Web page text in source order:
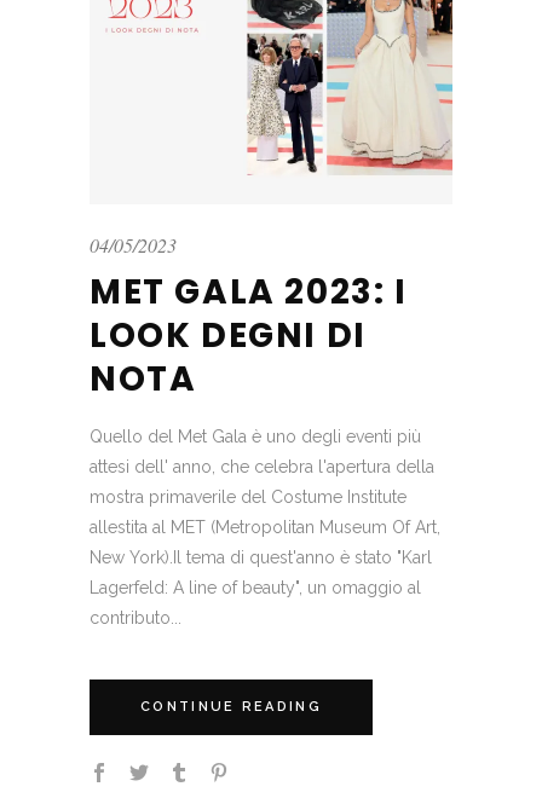
04/05/2023
MET GALA 2023: I
LOOK DEGNI DI
NOTA
Quello del Met Gala è uno degli eventi più
attesi dell' anno, che celebra l'apertura della
mostra primaverile del Costume Institute
allestita al MET (Metropolitan Museum Of Art,
New York).Il tema di quest'anno è stato "Karl
Lagerfeld: A line of beauty", un omaggio al
contributo...
CONTINUE READING